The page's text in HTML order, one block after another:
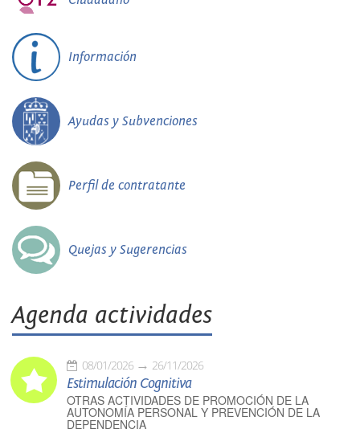
Información
Ayudas y Subvenciones
Perfil de contratante
Quejas y Sugerencias
Agenda actividades
08/01/2026 26/11/2026
Estimulación Cognitiva
OTRAS ACTIVIDADES DE PROMOCIÓN DE LA
AUTONOMÍA PERSONAL Y PREVENCIÓN DE LA
DEPENDENCIA